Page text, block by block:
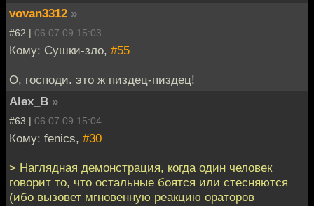
vovan3312 »
#62 | 06.07.09 15:03
Кому: Сушки-зло, #55
О, господи. это ж пиздец-пиздец!
Alex_B »
#63 | 06.07.09 15:04
Кому: fenics, #30
> Наглядная демонстрация, когда один человек
говорит то, что остальные боятся или стесняются
(ибо вызовет мгновенную реакцию ораторов